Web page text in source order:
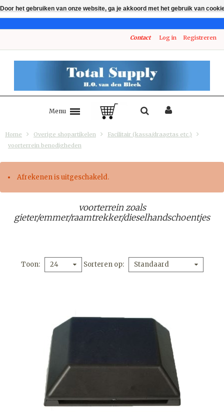
Contact Log in Registreren
Menu
Home Overige shopartikelen
Facilitair (kassa/draagtas etc.)
voorterrein benodigheden
Afrekenen is uitgeschakeld.
voorterrein zoals
gieter/emmer/raamtrekker/dieselhandschoentjes
Toon 24 Sorteren op Standaard
Door het gebruiken van onze website, ga je akkoord met het gebruik van